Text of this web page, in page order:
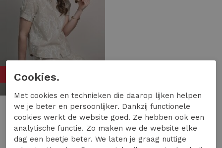
50%
Elvira Casuals
Elvira Casuals blouse nadia e2 26-030 Blouse 44 sand
34,9969,99
Cookies.
Met cookies en technieken die daarop lijken helpen
we je beter en persoonlijker. Dankzij functionele
cookies werkt de website goed. Ze hebben ook een
analytische functie. Zo maken we de website elke
dag een beetje beter. We laten je graag nuttige